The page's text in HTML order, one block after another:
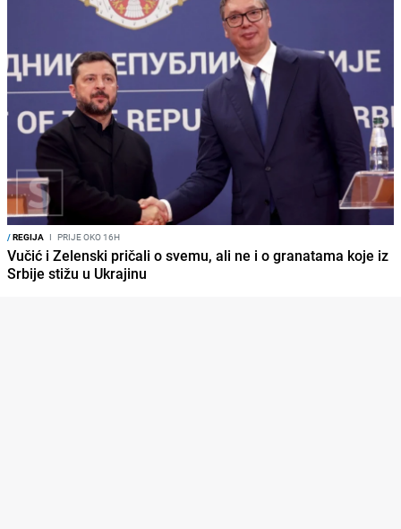
/REGIJA I PRIJE OKO 16H
Vučić i Zelenski pričali o svemu, ali ne i o granatama koje iz
Srbije stižu u Ukrajinu